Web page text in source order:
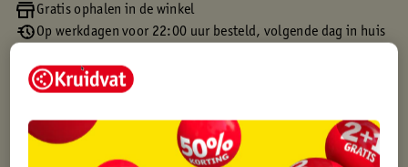
Gratis ophalen in de winkel
Op werkdagen voor 22:00 uur besteld, volgende dag in huis
Gratis retourneren binnen 30 dagen
Gratis punten met je Kruidvat kaart